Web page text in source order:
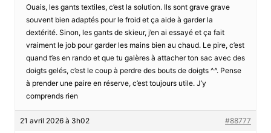
Ouais, les gants textiles, c’est la solution. Ils sont grave grave
souvent bien adaptés pour le froid et ça aide à garder la
dextérité. Sinon, les gants de skieur, j’en ai essayé et ça fait
vraiment le job pour garder les mains bien au chaud. Le pire, c’est
quand t’es en rando et que tu galères à attacher ton sac avec des
doigts gelés, c’est le coup à perdre des bouts de doigts ^^. Pense
à prender une paire en réserve, c’est toujours utile. J’y
comprends rien
21 avril 2026 à 3h02 #88777